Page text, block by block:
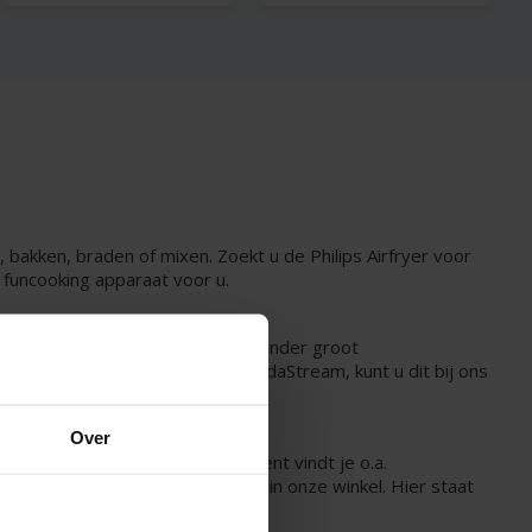
Over
braden of mixen. Zoekt u de Philips Airfryer voor
apparaat voor u.
keuken volledig in te richten. Onder groot
ijzer, broodbakmachine of SodaStream, kunt u dit bij ons
koffie of thee. In ons assortiment vindt je o.a.
Kom dan eens proeven in onze winkel. Hier staat